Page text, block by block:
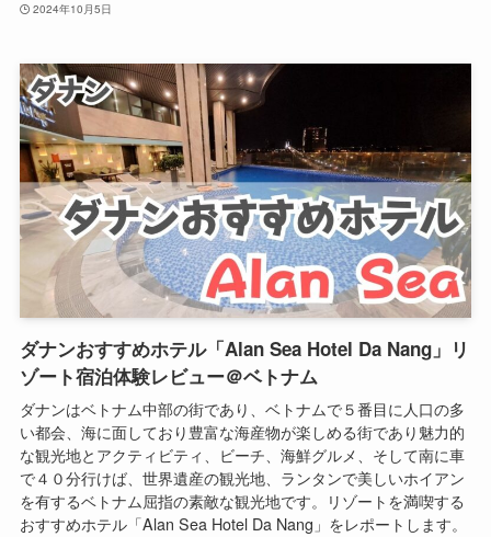
2024年10月5日
ダナンおすすめホテル「Alan Sea Hotel Da Nang」リ
ゾート宿泊体験レビュー＠ベトナム
ダナンはベトナム中部の街であり、ベトナムで５番目に人口の多
い都会、海に面しており豊富な海産物が楽しめる街であり魅力的
な観光地とアクティビティ、ビーチ、海鮮グルメ、そして南に車
で４０分行けば、世界遺産の観光地、ランタンで美しいホイアン
を有するベトナム屈指の素敵な観光地です。リゾートを満喫する
おすすめホテル「Alan Sea Hotel Da Nang」をレポートします。